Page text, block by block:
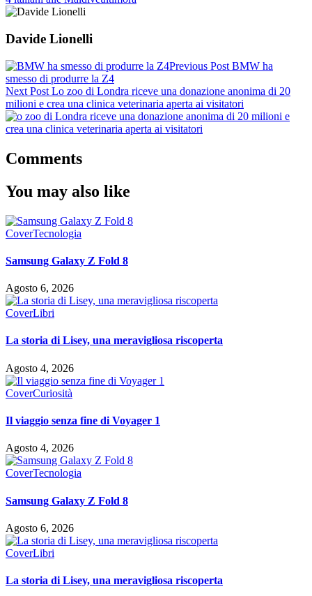
Davide Lionelli
Previous Post BMW ha
smesso di produrre la Z4
Next Post Lo zoo di Londra riceve una donazione anonima di 20
milioni e crea una clinica veterinaria aperta ai visitatori
Comments
You may also like
CoverTecnologia
Samsung Galaxy Z Fold 8
Agosto 6, 2026
CoverLibri
La storia di Lisey, una meravigliosa riscoperta
Agosto 4, 2026
CoverCuriosità
Il viaggio senza fine di Voyager 1
Agosto 4, 2026
CoverTecnologia
Samsung Galaxy Z Fold 8
Agosto 6, 2026
CoverLibri
La storia di Lisey, una meravigliosa riscoperta